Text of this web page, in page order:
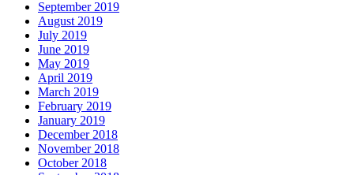
September 2019
August 2019
July 2019
June 2019
May 2019
April 2019
March 2019
February 2019
January 2019
December 2018
November 2018
October 2018